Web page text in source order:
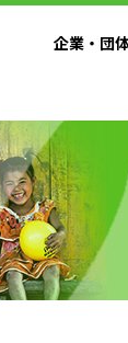
企業・団